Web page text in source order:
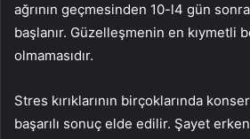
ağrının geçmesinden 10-l4 gün
başlanır. Güzelleşmenin en kıymetli
olmamasıdır.
Stres kırıklarının birçoklarında
başarılı sonuç elde edilir. Şayet